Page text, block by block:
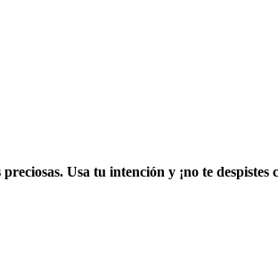
Usa tu intención y ¡no te despistes